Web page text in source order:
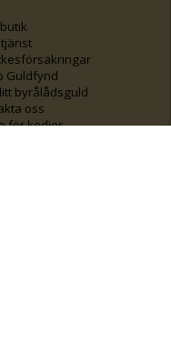
Guldfynd
byrålådsguld
oss
för kedjor